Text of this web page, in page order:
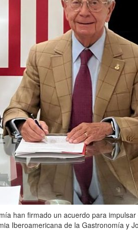
han firmado un acuerdo para
Iberoamericana de la Gastronomía